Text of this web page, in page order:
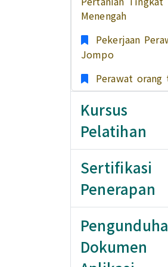
Menengah
Pekerjaan
Jompo
Perawat orang
Kursus
Pelatihan
Sertifikasi
Penerapan
Dokumen